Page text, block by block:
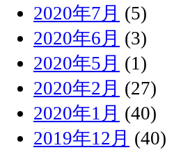
2020年7月 (5)
2020年6月 (3)
2020年5月 (1)
2020年2月 (27)
2020年1月 (40)
2019年12月 (40)